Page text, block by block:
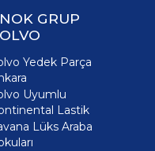
GRUP
Yedek Parça
Uyumlu
Lastik
Lüks Araba